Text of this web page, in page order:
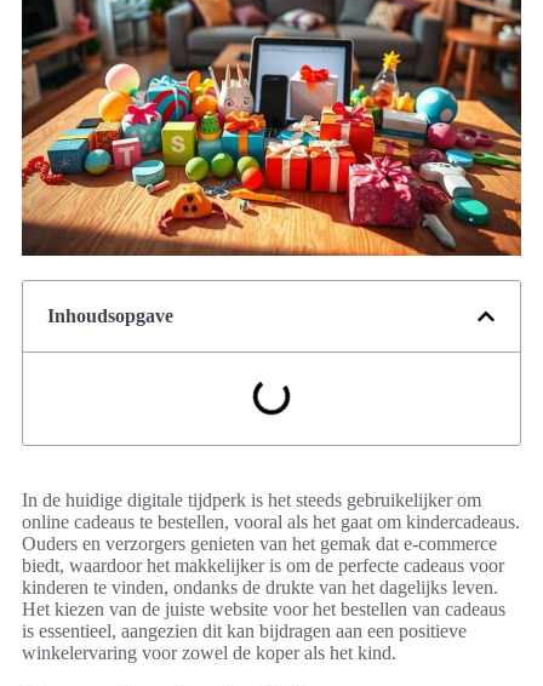
Inhoudsopgave
In de huidige digitale tijdperk is het steeds gebruikelijker om
online cadeaus te bestellen, vooral als het gaat om kindercadeaus.
Ouders en verzorgers genieten van het gemak dat e-commerce
biedt, waardoor het makkelijker is om de perfecte cadeaus voor
kinderen te vinden, ondanks de drukte van het dagelijks leven.
Het kiezen van de juiste website voor het bestellen van cadeaus
is essentieel, aangezien dit kan bijdragen aan een positieve
winkelervaring voor zowel de koper als het kind.